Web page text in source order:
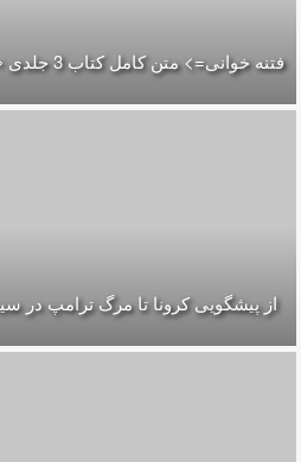
فتنه خوانی=> متن کامل کتاب 3 جلدی «عبور از فتنه»
از پیشگویی کرونا تا مرگ ترامپ در